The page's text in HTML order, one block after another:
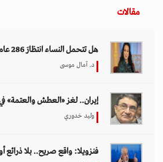
مقالات
هل تتحمل النساء انتظارَ 286 عاماً؟
د. آمال موسى
إيران.. لغز «العطش والعتمة» في
وليد خدوري
فنزويلا: واقع صريح.. بلا ذرائع